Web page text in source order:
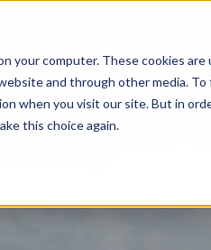
your computer. These cookies
and through other media.
when you visit our site. But in
this choice again.